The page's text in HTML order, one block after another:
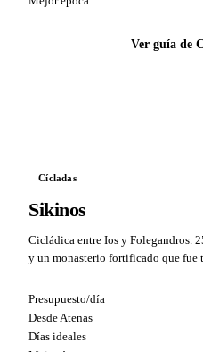
Ver guía de
Cícladas
Sikinos
Cicládica entre Ios y Folegandros.
y un monasterio fortificado que fue
Presupuesto/día
Desde Atenas
Días ideales